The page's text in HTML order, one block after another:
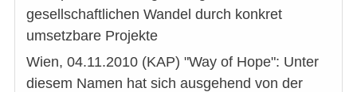
gesellschaftlichen Wandel durch konkret
umsetzbare Projekte
Wien, 04.11.2010 (KAP) "Way of Hope": Unter
diesem Namen hat sich ausgehend von der